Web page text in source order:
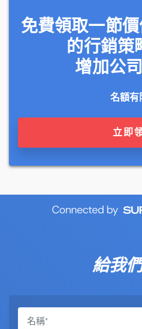
免費領取一節
的行銷策
增加公
名額有
立即
給我